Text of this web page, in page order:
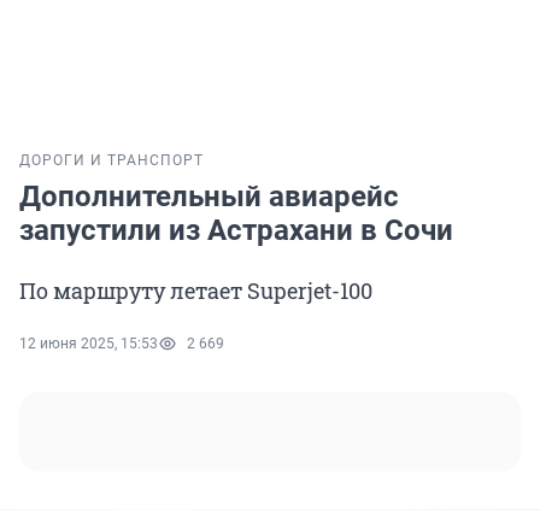
ДОРОГИ И ТРАНСПОРТ
Дополнительный авиарейс
запустили из Астрахани в Сочи
По маршруту летает Superjet-100
12 июня 2025, 15:53 2 669